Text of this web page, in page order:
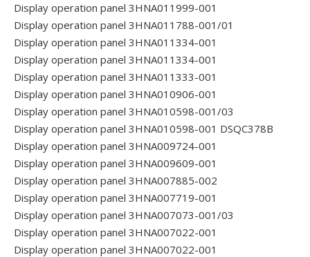
Display operation panel 3HNA011999-001
Display operation panel 3HNA011788-001/01
Display operation panel 3HNA011334-001
Display operation panel 3HNA011334-001
Display operation panel 3HNA011333-001
Display operation panel 3HNA010906-001
Display operation panel 3HNA010598-001/03
Display operation panel 3HNA010598-001 DSQC378B
Display operation panel 3HNA009724-001
Display operation panel 3HNA009609-001
Display operation panel 3HNA007885-002
Display operation panel 3HNA007719-001
Display operation panel 3HNA007073-001/03
Display operation panel 3HNA007022-001
Display operation panel 3HNA007022-001